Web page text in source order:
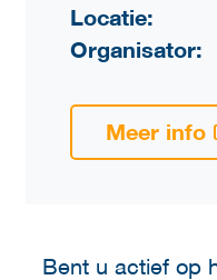
Locatie:
Organisator:
Meer info
Bent u actief op